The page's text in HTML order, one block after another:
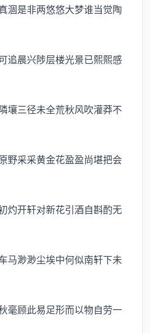
是非两悠悠大梦谁当觉陶
晨兴陟层楼光景已熙熙感
三径未全荒秋风吹灌莽不
采采黄金花盈盈尚堪把会
开轩对新花引酒自斟酌无
渺渺尘埃中何似南轩下未
顾此易足形而以物自劳一